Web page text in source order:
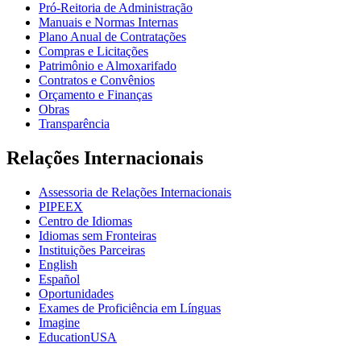
Pró-Reitoria de Administração
Manuais e Normas Internas
Plano Anual de Contratações
Compras e Licitações
Patrimônio e Almoxarifado
Contratos e Convênios
Orçamento e Finanças
Obras
Transparência
Relações Internacionais
Assessoria de Relações Internacionais
PIPEEX
Centro de Idiomas
Idiomas sem Fronteiras
Instituições Parceiras
English
Español
Oportunidades
Exames de Proficiência em Línguas
Imagine
EducationUSA